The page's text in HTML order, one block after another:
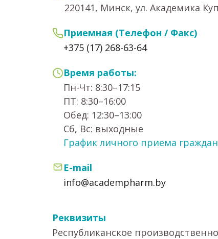
220141, Минск, ул. Академика
Приемная (Телефон / Факс)
+375 (17) 268-63-64
Время работы:
Пн-Чт: 8:30–17:15
ПТ: 8:30–16:00
Обед: 12:30–13:00
Сб, Вс: выходные
График личного приема
E-mail
info@academpharm.by
Реквизиты
Республиканское